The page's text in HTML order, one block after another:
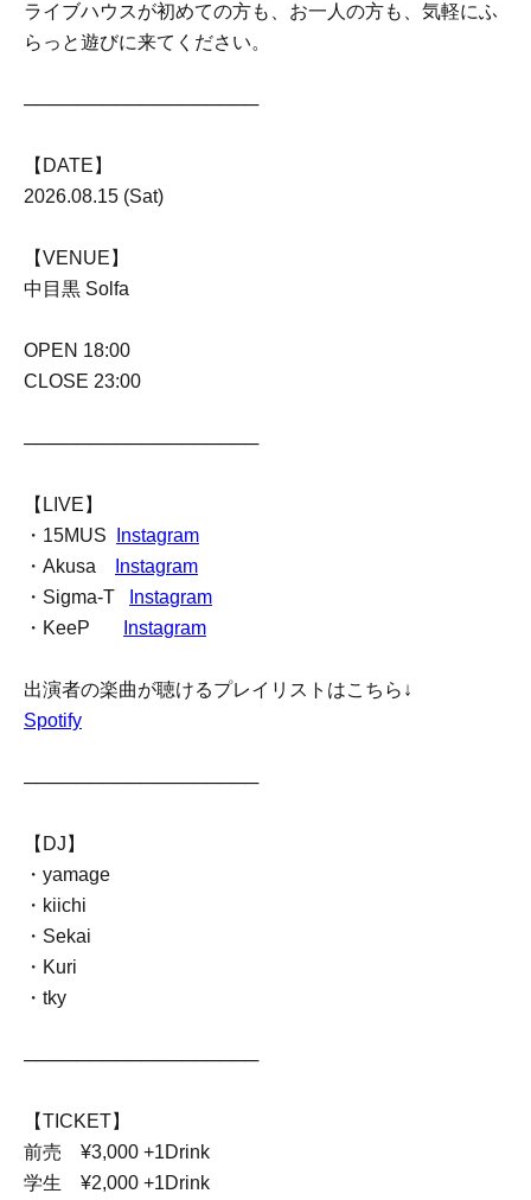
ライブハウスが初めての方も、お一人の方も、気軽にふ
らっと遊びに来てください。
──────────────────
【DATE】
2026.08.15 (Sat)
【VENUE】
中目黒 Solfa
OPEN 18:00
CLOSE 23:00
──────────────────
【LIVE】
・15MUS
Instagram
・Akusa
Instagram
・Sigma-T
Instagram
・KeeP
Instagram
出演者の楽曲が聴けるプレイリストはこちら↓
Spotify
──────────────────
【DJ】
・yamage
・kiichi
・Sekai
・Kuri
・tky
──────────────────
【TICKET】
前売 ¥3,000 +1Drink
学生 ¥2,000 +1Drink